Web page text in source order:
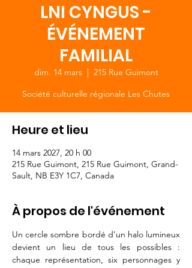
LNI CYNGUS -
ÉVÉNEMENT
FAMILIAL
dim. 14 mars
  |
215 Rue Guimont
Société culturelle régionale Les Chutes
Heure et lieu
14 mars 2027, 20 h 00
215 Rue Guimont, 215 Rue Guimont, Grand-
Sault, NB E3Y 1C7, Canada
À propos de l'événement
Un cercle sombre bordé d’un halo lumineux
devient un lieu de tous les possibles :
chaque représentation, six personnages y